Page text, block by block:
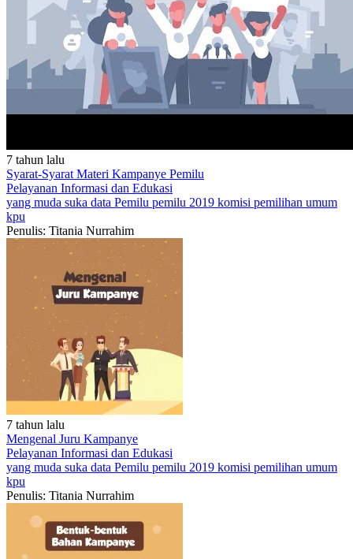
7 tahun lalu
Syarat-Syarat Materi Kampanye Pemilu
Pelayanan Informasi dan Edukasi
yang muda suka data Pemilu pemilu 2019 komisi pemilihan umum
kpu
Penulis: Titania Nurrahim
7 tahun lalu
Mengenal Juru Kampanye
Pelayanan Informasi dan Edukasi
yang muda suka data Pemilu pemilu 2019 komisi pemilihan umum
kpu
Penulis: Titania Nurrahim